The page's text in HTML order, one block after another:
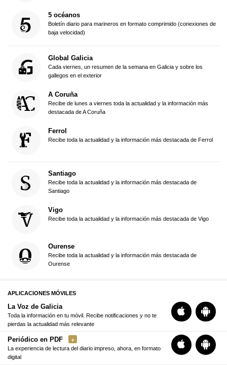
5 océanos
Boletín diario para marineros en formato comprimido (conexiones de
baja velocidad)
Global Galicia
Cada viernes, un resumen de la semana en Galicia y sobre los
gallegos en el exterior
A Coruña
Recibe de lunes a viernes toda la actualidad y la información más
destacada de A Coruña
Ferrol
Recibe toda la actualidad y la información más destacada de Ferrol
Santiago
Recibe toda la actualidad y la información más destacada de
Santiago
Vigo
Recibe toda la actualidad y la información más destacada de Vigo
Ourense
Recibe toda la actualidad y la información más destacada de
Ourense
APLICACIONES MÓVILES
La Voz de Galicia
Toda la información en tu móvil. Recibe notificaciones y no te
pierdas la actualidad más relevante
Periódico en PDF
La experiencia de lectura del diario impreso, ahora, en formato
digital